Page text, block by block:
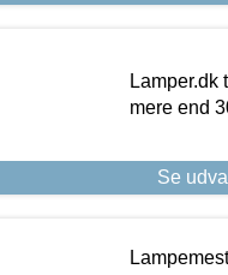
Lamper.dk
mere end
Se